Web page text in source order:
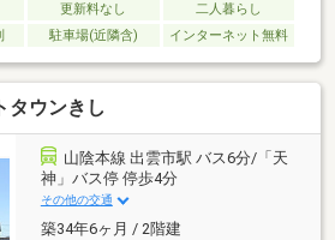
更新料なし
二人暮らし
駐車場(近隣含) インターネット無料
タウンきし
山陰本線 出雲市駅 バス6分/「天
神」バス停 停歩4分
その他の交通
築34年6ヶ月 / 2階建